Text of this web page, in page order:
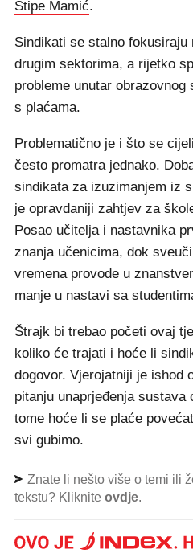
Stipe Mamić.
Sindikati se stalno fokusiraju
drugim sektorima, a rijetko
probleme unutar
s plaćama.
Problematično je i što se
često promatra jednako.
sindikata za izuzimanjem iz
je opravdaniji zahtjev za
Posao učitelja i nastavnika
znanja učenicima, dok
vremena provode u
manje u nastavi sa
Štrajk bi trebao početi ovaj
koliko će trajati i hoće li
dogovor. Vjerojatniji je ishod
pitanju unaprjeđenja sustava
tome hoće li se plaće
svi gubimo.
Znate li nešto više o temi ili
tekstu? Kliknite ovdje.